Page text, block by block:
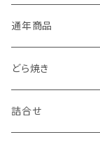
亀の最中
こがね芋
通年商品
初雁シリーズ
小江戸時の鐘
どら焼き
亀どら
詰合せ